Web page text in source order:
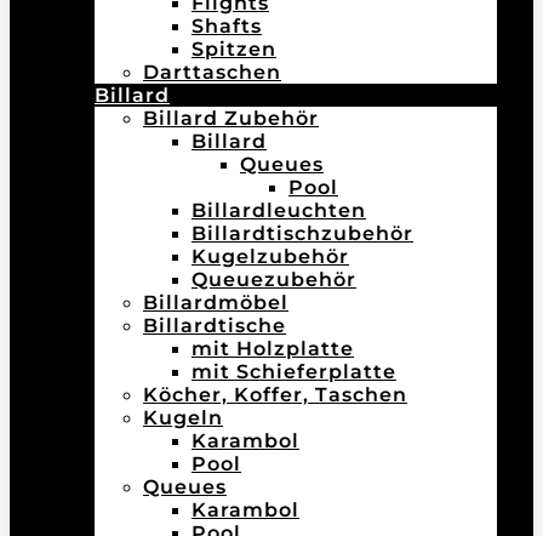
Shafts
Spitzen
Darttaschen
Billard
Billard Zubehör
Billard
Queues
Pool
Billardleuchten
Billardtischzubehör
Kugelzubehör
Queuezubehör
Billardmöbel
Billardtische
mit Holzplatte
mit Schieferplatte
Köcher, Koffer, Taschen
Kugeln
Karambol
Pool
Queues
Karambol